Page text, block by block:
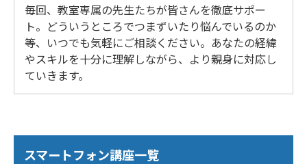
毎回、教室専属の先生たちが皆さんを徹底サポー
ト。どういうところでつまずいたり悩んでいるのか
等、いつでも気軽にご相談ください。あなたの経緯
やスキルを十分に理解しながら、より親身に対応し
ていきます。
スマートフォン講座一覧